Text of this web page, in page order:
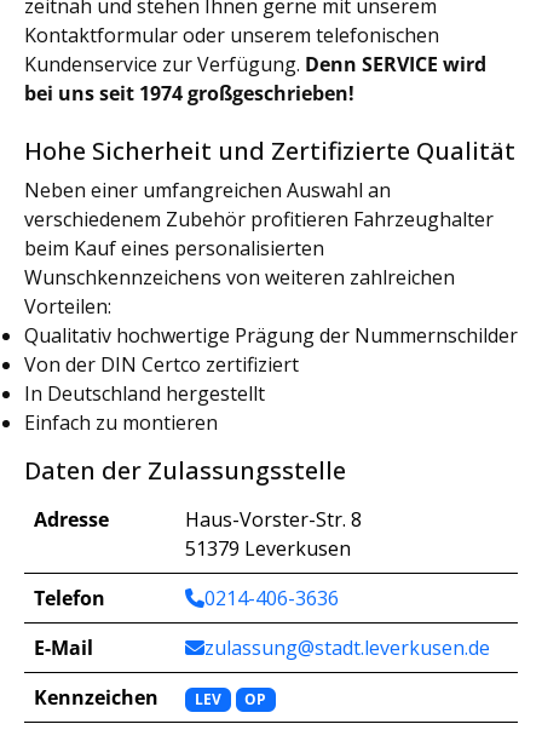
zeitnah und stehen Ihnen gerne mit unserem
Kontaktformular oder unserem telefonischen
Kundenservice zur Verfügung. Denn SERVICE wird
bei uns seit 1974 großgeschrieben!
Hohe Sicherheit und Zertifizierte Qualität
Neben einer umfangreichen Auswahl an
verschiedenem Zubehör profitieren Fahrzeughalter
beim Kauf eines personalisierten
Wunschkennzeichens von weiteren zahlreichen
Vorteilen:
Qualitativ hochwertige Prägung der Nummernschilder
Von der DIN Certco zertifiziert
In Deutschland hergestellt
Einfach zu montieren
Daten der Zulassungsstelle
Adresse
Haus-Vorster-Str. 8
51379 Leverkusen
Telefon
0214-406-3636
E-Mail
zulassung@stadt.leverkusen.de
Kennzeichen
LEV OP